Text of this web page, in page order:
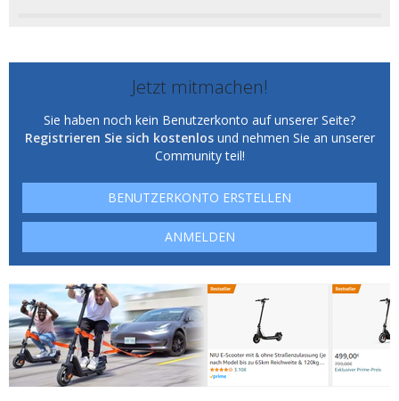
Jetzt mitmachen!
Sie haben noch kein Benutzerkonto auf unserer Seite?
Registrieren Sie sich kostenlosund nehmen Sie an unserer
Community teil!
BENUTZERKONTO ERSTELLEN
ANMELDEN